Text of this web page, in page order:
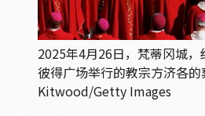
2025年4月26日，梵蒂冈城
彼得广场举行的教宗方济各
Kitwood/Getty Images